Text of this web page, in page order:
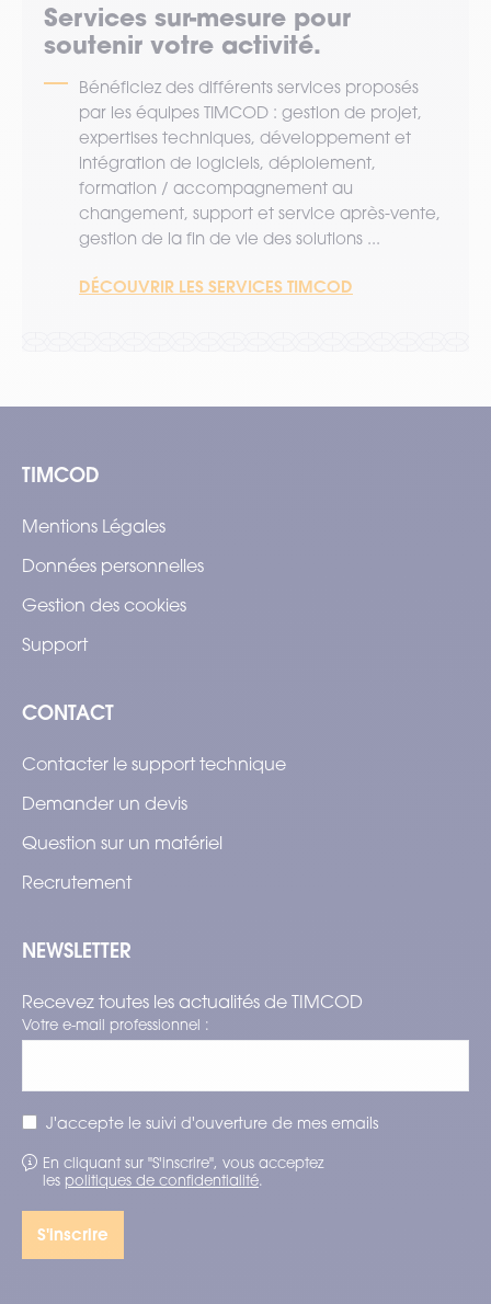
Services sur-mesure pour
soutenir votre activité.
Bénéficiez des différents services proposés
par les équipes TIMCOD : gestion de projet,
expertises techniques, développement et
intégration de logiciels, déploiement,
formation / accompagnement au
changement, support et service après-vente,
gestion de la fin de vie des solutions ...
DÉCOUVRIR LES SERVICES TIMCOD
TIMCOD
Mentions Légales
Données personnelles
Gestion des cookies
Support
CONTACT
Contacter le support technique
Demander un devis
Question sur un matériel
Recrutement
NEWSLETTER
Recevez toutes les actualités de TIMCOD
Votre e-mail professionnel :
J'accepte le suivi d'ouverture de mes emails
En cliquant sur "S'inscrire", vous acceptez
les politiques de confidentialité.